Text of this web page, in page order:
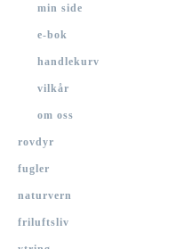
min side
e-bok
handlekurv
vilkår
om oss
rovdyr
fugler
naturvern
friluftsliv